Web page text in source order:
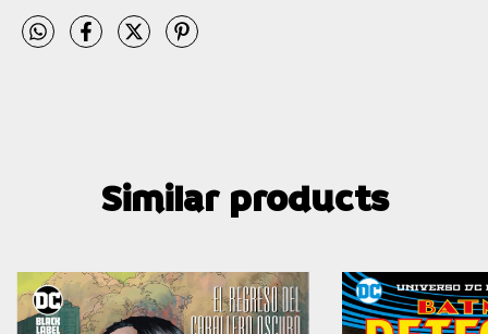
Similar products